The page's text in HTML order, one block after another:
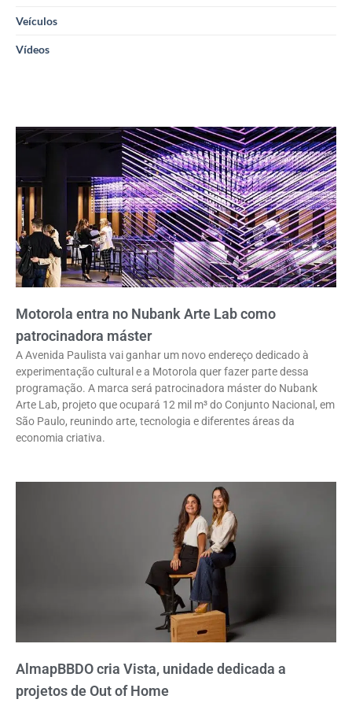
Veículos
Vídeos
Motorola entra no Nubank Arte Lab como
patrocinadora máster
A Avenida Paulista vai ganhar um novo endereço dedicado à
experimentação cultural e a Motorola quer fazer parte dessa
programação. A marca será patrocinadora máster do Nubank
Arte Lab, projeto que ocupará 12 mil m³ do Conjunto Nacional, em
São Paulo, reunindo arte, tecnologia e diferentes áreas da
economia criativa.
AlmapBBDO cria Vista, unidade dedicada a
projetos de Out of Home